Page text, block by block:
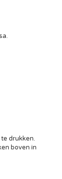
drukken.
boven in